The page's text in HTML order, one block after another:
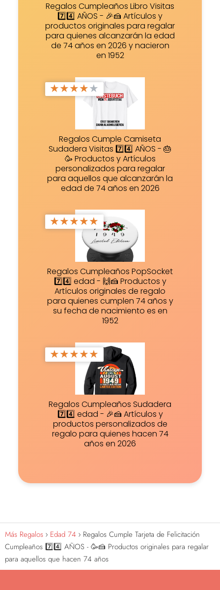
Regalos Cumpleaños Libro Visitas
7️⃣4️⃣ AÑOS - 🎉🍰 Artículos y
productos originales para regalar
para quienes alcanzarán la edad
de 74 años en 2026 y nacieron
en 1952
★★★★★
Regalos Cumple Camiseta
Sudadera Visitas 7️⃣4️⃣ AÑOS - 🎂
🥳 Productos y Artículos
personalizados para regalar
para aquellos que alcanzarán la
edad de 74 años en 2026
★★★★★
Regalos Cumpleaños PopSocket
7️⃣4️⃣ edad - 🙌🍰 Productos y
Artículos originales de regalo
para quienes cumplen 74 años y
su fecha de nacimiento es en
1952
★★★★★
Regalos Cumpleaños Sudadera
7️⃣4️⃣ edad - 🎉🍰 Artículos y
productos personalizados de
regalo para quienes hacen 74
años en 2026
Más Regalos Edad 74
Regalos Cumple Tarjeta de Felicitación
Cumpleaños 7️⃣4️⃣ AÑOS - 🥳🍰 Productos originales para regalar
para aquellos que hacen 74 años